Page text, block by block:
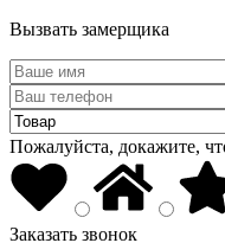
Вызвать замерщика
Пожалуйста, докажите,
Заказать звонок